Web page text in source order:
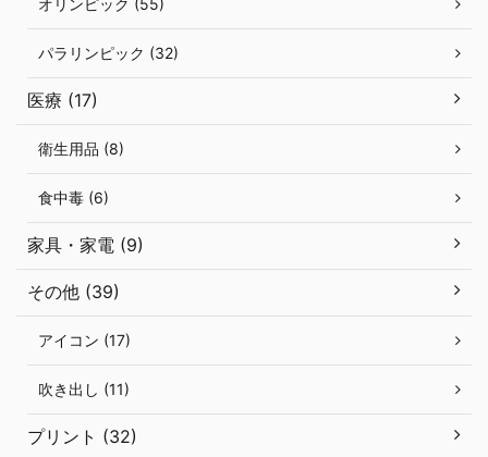
オリンピック (55)
パラリンピック (32)
医療 (17)
衛生用品 (8)
食中毒 (6)
家具・家電 (9)
その他 (39)
アイコン (17)
吹き出し (11)
プリント (32)